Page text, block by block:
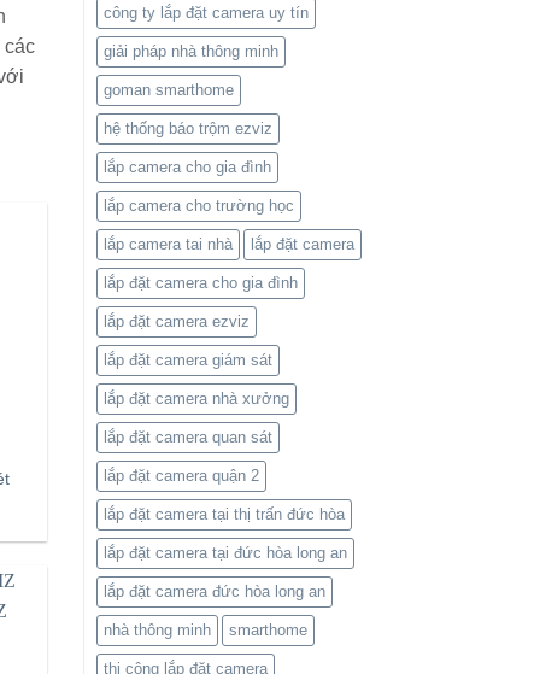
các
công ty lắp đặt camera uy tín
giải pháp nhà thông minh
goman smarthome
hệ thống báo trộm ezviz
lắp camera cho gia đình
lắp camera cho trường học
lắp camera tai nhà lắp đặt camera
lắp đặt camera cho gia đình
lắp đặt camera ezviz
lắp đặt camera giám sát
lắp đặt camera nhà xưởng
lắp đặt camera quan sát
lắp đặt camera quận 2
lắp đặt camera tại thị trấn đức hòa
lắp đặt camera tại đức hòa long an
lắp đặt camera đức hòa long an
nhà thông minh smarthome
thi công lắp đặt camera